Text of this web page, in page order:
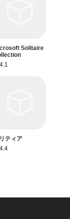
Solitaire
4.1
ティア
4.4